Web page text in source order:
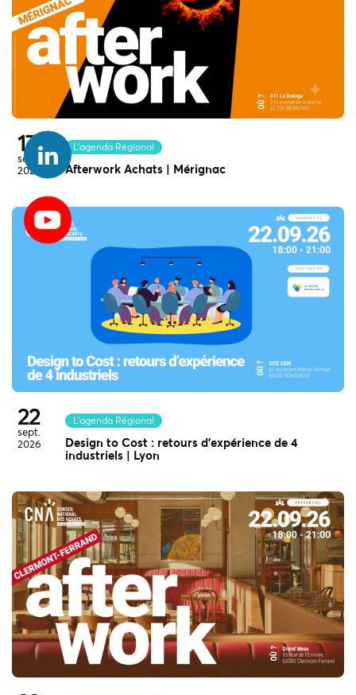
17
sept.
2026
L'agenda Régional
Afterwork Achats | Mérignac
22
sept.
2026
L'agenda Régional
Design to Cost : retours d’expérience de 4
industriels | Lyon